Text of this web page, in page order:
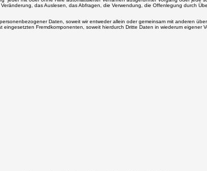
das Auslesen, das Abfragen, die Verwendung, die Offenlegung durch
Daten, soweit wir entweder allein oder gemeinsam mit anderen
Fremdkomponenten, soweit hierdurch Dritte Daten in wiederum eigener